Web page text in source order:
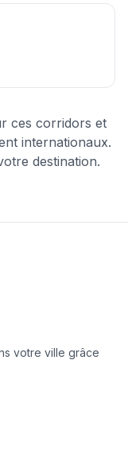
ces corridors et
internationaux.
destination.
votre ville grâce